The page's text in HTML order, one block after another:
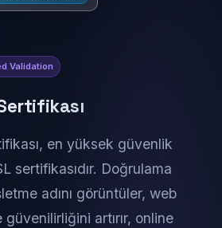
Validation
en yüksek güvenlik
sertifikasıdır. Doğrulama
adını görüntüler, web
artırır, online